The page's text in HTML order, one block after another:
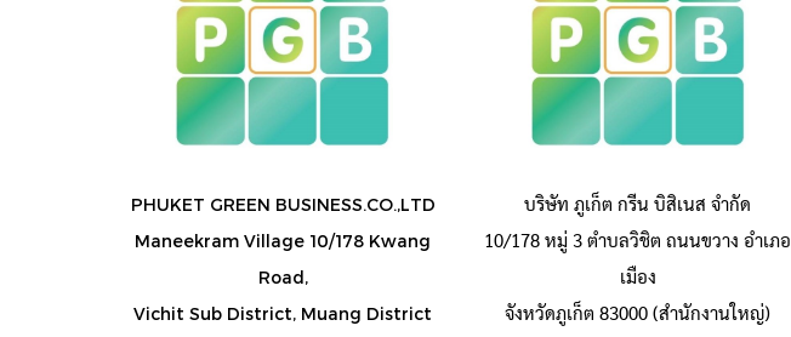
PHUKET GREEN BUSINESS.CO.,LTD
Maneekram Village 10/178 Kwang
Road,
Vichit Sub District, Muang District
บริษัท ภูเก็ต กรีน บิสิเนส จำกัด
10/178 หมู่ 3 ตำบลวิชิต ถนนขวาง อำเภอ
เมือง
จังหวัดภูเก็ต 83000 (สำนักงานใหญ่)